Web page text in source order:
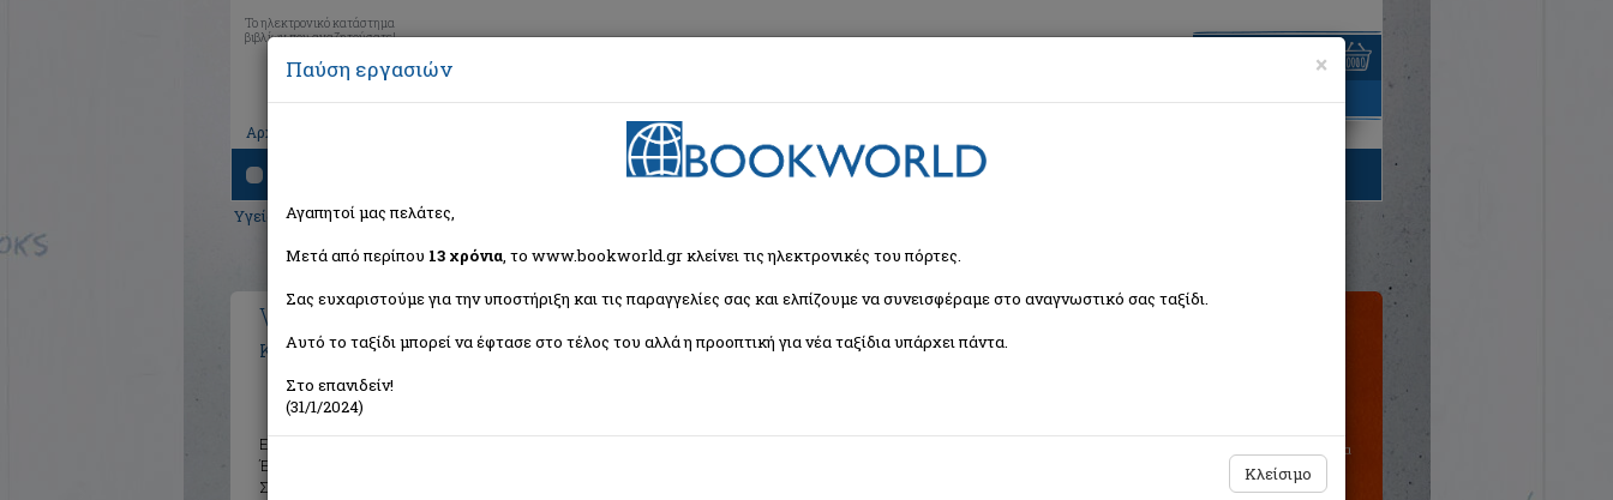
Το ηλεκτρονικό κατάστημα
βιβλίων που αναζητούσατε!
Αρχική
είναι άδειο
Υγεία - Διατροφή>Διατροφή, Διαιτητική
Vinsanto, Το παραδοσιακό γλυκό κρασί της Σαντορίνης
Κουράκου - Δραγώνα Σταυρούλα
Εκδότης:
Έτος:
Σελίδες:
Δεν υπάρχει δυνατότητα
παραγγελίας
×
Παύση εργασιών
Αγαπητοί μας πελάτες,
Μετά από περίπου 13 χρόνια, το www.bookworld.gr κλείνει τις ηλεκτρονικές του πόρτες.
Σας ευχαριστούμε για την υποστήριξη και τις παραγγελίες σας και ελπίζουμε να συνεισφέραμε στο αναγνωστικό σας ταξίδι.
Αυτό το ταξίδι μπορεί να έφτασε στο τέλος του αλλά η προοπτική για νέα ταξίδια υπάρχει πάντα.
Στο επανιδείν!
(31/1/2024)
Κλείσιμο